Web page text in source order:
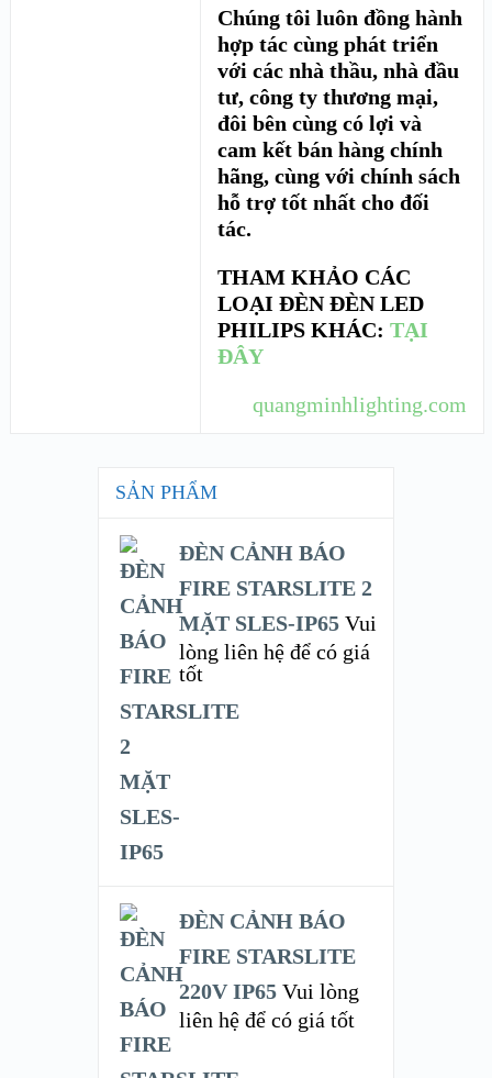
Chúng tôi luôn đồng hành
hợp tác cùng phát triển
với các nhà thầu, nhà đầu
tư, công ty thương mại,
đôi bên cùng có lợi và
cam kết bán hàng chính
hãng, cùng với chính sách
hỗ trợ tốt nhất cho đối
tác.
THAM KHẢO CÁC
LOẠI ĐÈN ĐÈN LED
PHILIPS KHÁC:TẠI
ĐÂY
quangminhlighting.com
SẢN PHẨM
ĐÈN CẢNH BÁO
FIRE STARSLITE 2
MẶT SLES-IP65 Vui
lòng liên hệ để có giá
tốt
ĐÈN CẢNH BÁO
FIRE STARSLITE
220V IP65 Vui lòng
liên hệ để có giá tốt